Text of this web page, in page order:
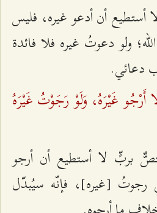
أن أدعو غيره، فليس
ولو دعوتُ غيره فلا فائدة
دعائي.
أَرْجُو غَيْرَهُ، وَلَوْ رَجَوْتُ غَيْرَهُ
بربٍّ لا أستطيع أن أرجو
رجوتُ [غيره]، فإنّه سيُبدّل